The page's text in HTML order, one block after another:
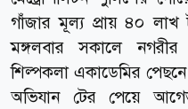
গাঁজার মূল্য প্রায় ৪০ লাখ
মঙ্গলবার সকালে
শিল্পকলা একাডেমির
অভিযান টের পেয়ে